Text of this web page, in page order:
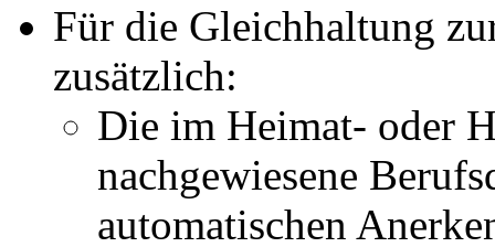
Für die Gleichhaltung
zusätzlich:
Die im Heimat- oder
nachgewiesene
automatischen